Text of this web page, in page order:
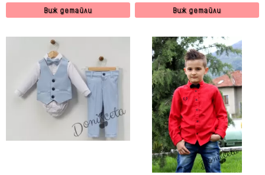
Виж детайли
Червеника
Виж детайли